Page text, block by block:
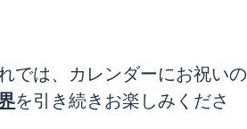
では、カレンダーにお祝いの
を引き続きお楽しみくださ